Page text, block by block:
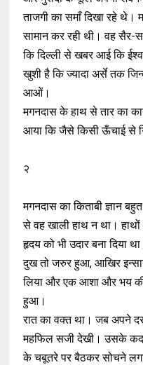
ताजगी का समाँ दिखा रहे थे।
सामान कर रही थी। वह सैर-
कि दिल्ली से खबर आई कि
खुशी है कि ज्यादा अर्से तक
आओं।
मगनदास के हाथ से तार का
आया कि जैसे किसी ऊँचाई से
२
मगनदास का किताबी ज्ञान
से वह खाली हाथ न था। हाथों
हृदय को भी उदार बना
दुख तो जरुर हुआ, आखिर
लिया और एक आशा और भय की
हुआ।
रात का वक्त था। जब अपने
महफिल सजी देखी। उसके
के चबूतरे पर बैठकर सोचने